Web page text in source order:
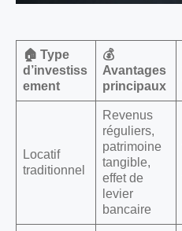
🏠 Type
d’investiss
ement
💰
Avantages
principaux
Locatif
traditionnel
Revenus
réguliers,
patrimoine
tangible,
effet de
levier
bancaire